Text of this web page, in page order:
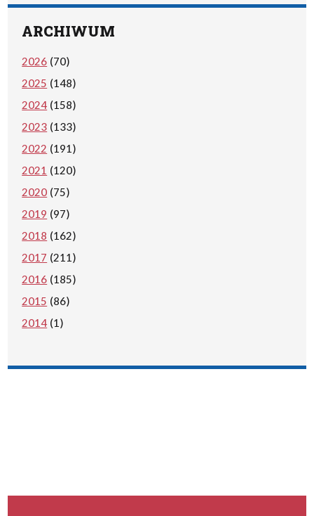
ARCHIWUM
2026 (70)
2025 (148)
2024 (158)
2023 (133)
2022 (191)
2021 (120)
2020 (75)
2019 (97)
2018 (162)
2017 (211)
2016 (185)
2015 (86)
2014 (1)